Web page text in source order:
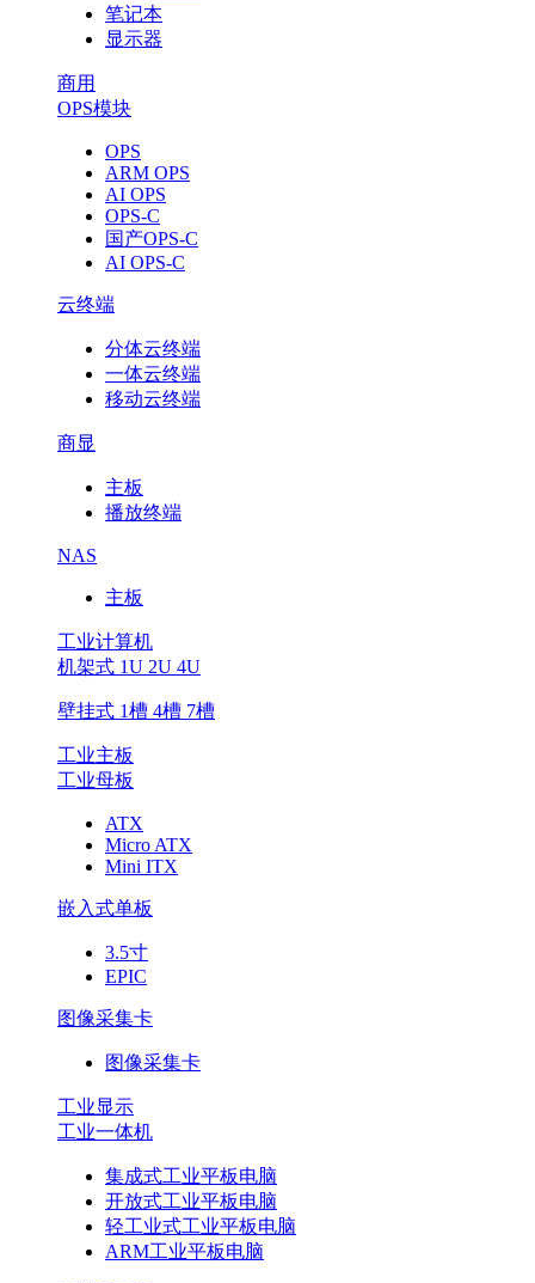
笔记本
显示器
商用
OPS模块
OPS
ARM OPS
AI OPS
OPS-C
国产OPS-C
AI OPS-C
云终端
分体云终端
一体云终端
移动云终端
商显
主板
播放终端
NAS
主板
工业计算机
机架式 1U 2U 4U
壁挂式 1槽 4槽 7槽
工业主板
工业母板
ATX
Micro ATX
Mini ITX
嵌入式单板
3.5寸
EPIC
图像采集卡
图像采集卡
工业显示
工业一体机
集成式工业平板电脑
开放式工业平板电脑
轻工业式工业平板电脑
ARM工业平板电脑